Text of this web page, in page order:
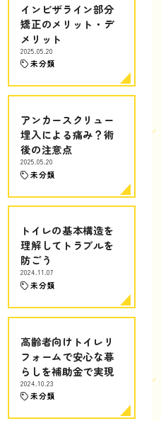
インビザライン部分
矯正のメリット・デ
メリット
2025.05.20
未分類
アンカースクリュー
埋入による痛み？術
後の注意点
2025.05.20
未分類
トイレの基本構造を
理解してトラブルを
防ごう
2024.11.07
未分類
高齢者向けトイレリ
フォームで安心な暮
らしを補助金で実現
2024.10.23
未分類